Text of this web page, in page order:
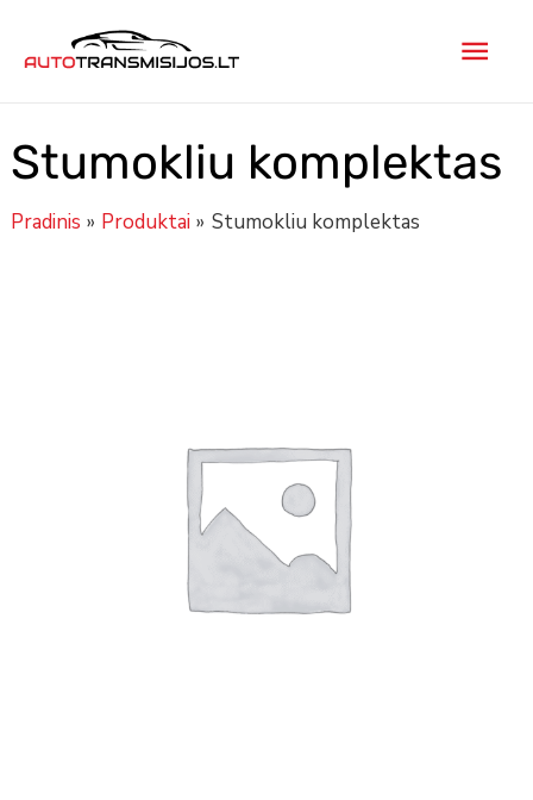
prie
Stumokliu komplektas
Pradinis Produktai Stumokliu komplektas